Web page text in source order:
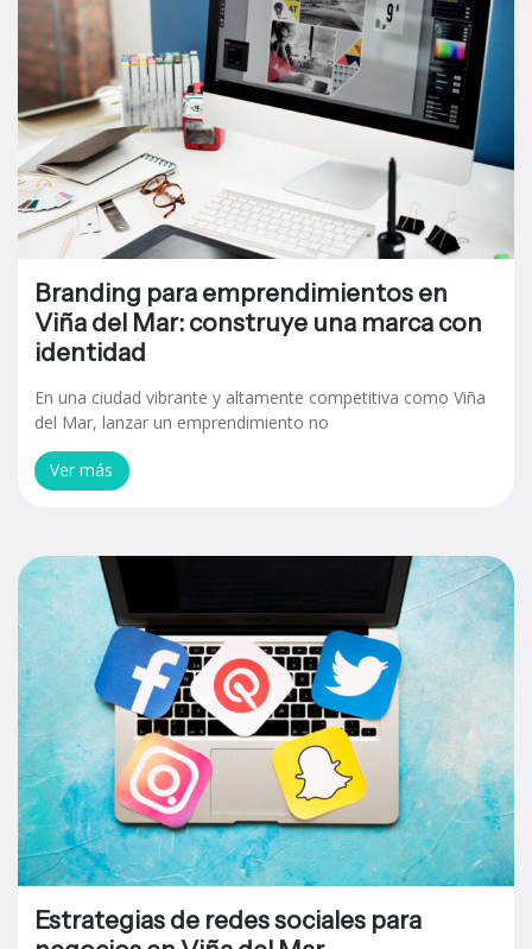
Branding para emprendimientos en
Viña del Mar: construye una marca con
identidad
En una ciudad vibrante y altamente competitiva como Viña
del Mar, lanzar un emprendimiento no
Ver más
Estrategias de redes sociales para